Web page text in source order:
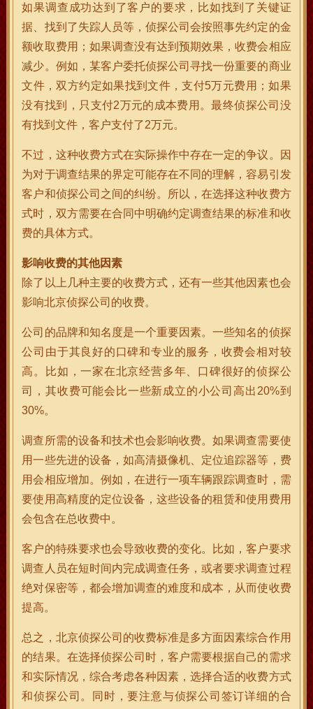
如果调查成功达到了客户的要求，比如找到了关键证
据、找到了失踪人员等，侦探公司会按照事先约定的金
额收取费用；如果调查没有达到预期效果，收费会相应
减少。例如，某客户委托侦探公司寻找一份重要的商业
文件，双方约定如果找到文件，支付5万元费用；如果
没有找到，只支付2万元的成本费用。最终侦探公司没
有找到文件，客户支付了2万元。
不过，这种收费方式在实际操作中存在一定的争议。因
为对于调查结果的界定可能存在不同的理解，容易引发
客户和侦探公司之间的纠纷。所以，在选择这种收费方
式时，双方需要在合同中明确约定调查结果的标准和收
费的具体方式。
影响收费的其他因素
除了以上几种主要的收费方式，还有一些其他因素也会
影响北京侦探公司的收费。
公司的品牌和知名度是一个重要因素。一些知名的侦探
公司由于其良好的口碑和专业的服务，收费会相对较
高。比如，一家在北京经营多年、口碑很好的侦探公
司，其收费可能会比一些新成立的小公司高出20%到
30%。
调查所需的设备和技术也会影响收费。如果调查需要使
用一些先进的设备，如高清摄像机、定位追踪器等，费
用会相应增加。例如，在进行一项车辆跟踪调查时，需
要使用高精度的定位设备，这些设备的租赁和使用费用
会包含在总收费中。
客户的特殊要求也会导致收费的变化。比如，客户要求
调查人员在短时间内完成调查任务，或者要求调查过程
绝对保密等，都会增加调查的难度和成本，从而使收费
提高。
总之，北京侦探公司的收费标准是多方面因素综合作用
的结果。在选择侦探公司时，客户需要根据自己的需求
和实际情况，综合考虑各种因素，选择合适的收费方式
和侦探公司。同时，要注意与侦探公司签订详细的合